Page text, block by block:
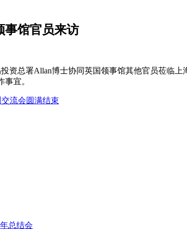
事馆官员来访
资总署Allan博士协同英国领事馆其他官员莅临
宜。
交流会圆满结束
总结会